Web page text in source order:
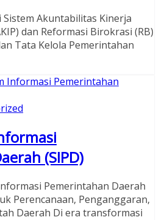
Akuntabilitas Kinerja
dan Reformasi Birokrasi (RB)
Tata Kelola Pemerintahan
(SIPD)
Pemerintahan Daerah
Perencanaan, Penganggaran,
Daerah Di era transformasi